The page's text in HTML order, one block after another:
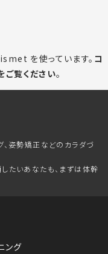
を使っています。 コ
ご覧ください。
、姿勢矯正などのカラダづ
たいあなたも、まずは体幹
ング